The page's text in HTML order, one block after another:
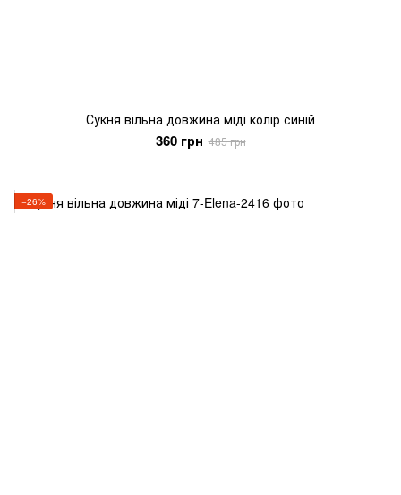
Сукня вільна довжина міді колір синій
360 грн 485 грн
−26%